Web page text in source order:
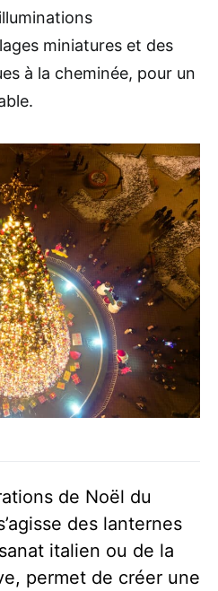
miniatures et des
à la cheminée, pour un
de Noël du
des lanternes
italien ou de la
permet de créer une